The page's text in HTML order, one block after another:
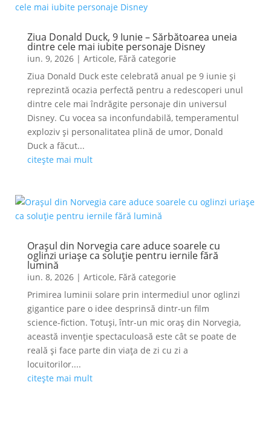
Ziua Donald Duck, 9 Iunie – Sărbătoarea uneia
dintre cele mai iubite personaje Disney
iun. 9, 2026| Articole, Fără categorie
Ziua Donald Duck este celebrată anual pe 9 iunie și
reprezintă ocazia perfectă pentru a redescoperi unul
dintre cele mai îndrăgite personaje din universul
Disney. Cu vocea sa inconfundabilă, temperamentul
exploziv și personalitatea plină de umor, Donald
Duck a făcut...
citește mai mult
Orașul din Norvegia care aduce soarele cu
oglinzi uriașe ca soluție pentru iernile fără
lumină
iun. 8, 2026| Articole, Fără categorie
Primirea luminii solare prin intermediul unor oglinzi
gigantice pare o idee desprinsă dintr-un film
science-fiction. Totuși, într-un mic oraș din Norvegia,
această invenție spectaculoasă este cât se poate de
reală și face parte din viața de zi cu zi a
locuitorilor....
citește mai mult